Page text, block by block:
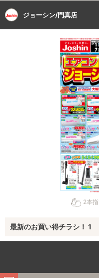
ジョーシン/門真店
2本
最新のお買い得チラシ！ 1